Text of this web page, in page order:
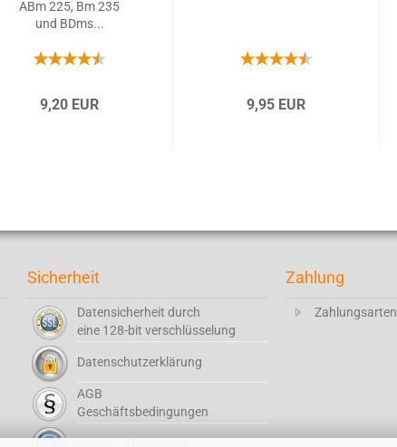
ABm 225, Bm 235
und BDms...
9,20 EUR 9,95 EUR
Sicherheit
Datensicherheit durch
eine 128-bit verschlüsselung
Datenschutzerklärung
AGB
Geschäftsbedingungen
Zahlung
Zahlungsarten